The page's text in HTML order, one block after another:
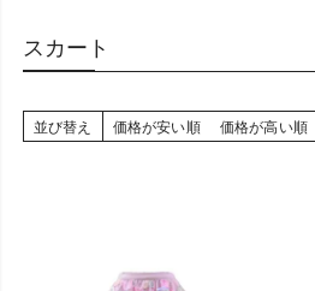
スカート
並び替え 価格が安い順 価格が高い順